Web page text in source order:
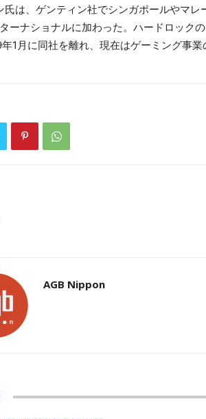
氏は、ゲンティン社でシンガポールやマ
ーナショナルに加わった。ハードロック
1月に同社を離れ、現在はゲーミング事業
AGB Nippon